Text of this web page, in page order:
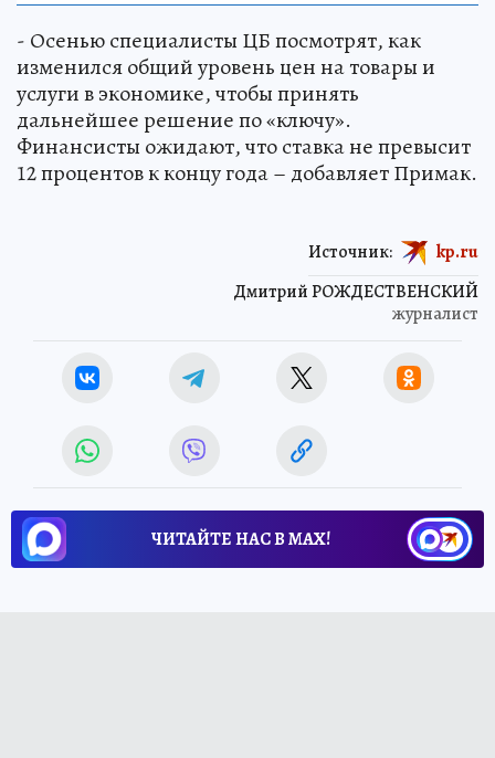
- Осенью специалисты ЦБ посмотрят, как
изменился общий уровень цен на товары и
услуги в экономике, чтобы принять
дальнейшее решение по «ключу».
Финансисты ожидают, что ставка не превысит
12 процентов к концу года – добавляет Примак.
Дмитрий РОЖДЕСТВЕНСКИЙ
журналист
Источник: kp.ru
ЧИТАЙТЕ НАС В МАХ!